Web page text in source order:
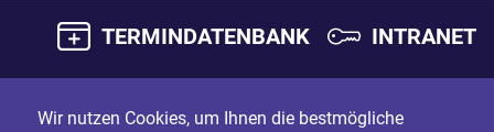
TERMINDATENBANK INTRANET
Wir nutzen Cookies, um Ihnen die bestmögliche